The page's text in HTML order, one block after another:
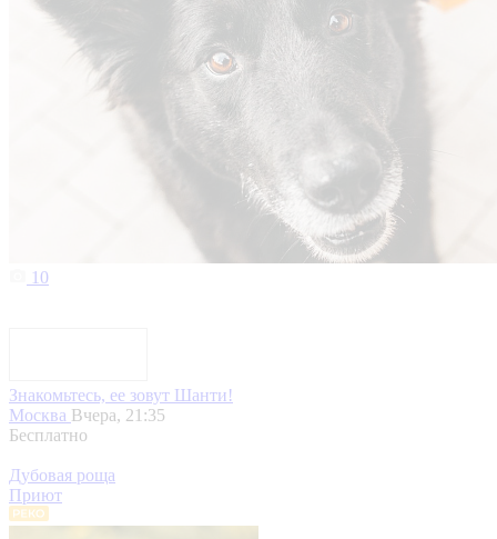
10
Знакомьтесь, ее зовут Шанти!
Москва Вчера, 21:35
Бесплатно
Дубовая роща
Приют